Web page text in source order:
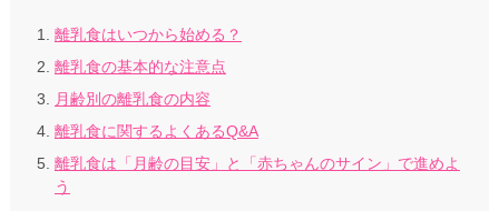
離乳食はいつから始める？
離乳食の基本的な注意点
月齢別の離乳食の内容
離乳食に関するよくあるQ&A
離乳食は「月齢の目安」と「赤ちゃんのサイン」で進めよ
う